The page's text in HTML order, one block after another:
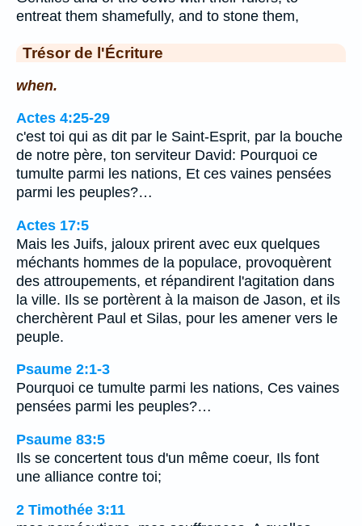
entreat them shamefully, and to stone them,
Trésor de l'Écriture
when.
Actes 4:25-29
c'est toi qui as dit par le Saint-Esprit, par la bouche
de notre père, ton serviteur David: Pourquoi ce
tumulte parmi les nations, Et ces vaines pensées
parmi les peuples?…
Actes 17:5
Mais les Juifs, jaloux prirent avec eux quelques
méchants hommes de la populace, provoquèrent
des attroupements, et répandirent l'agitation dans
la ville. Ils se portèrent à la maison de Jason, et ils
cherchèrent Paul et Silas, pour les amener vers le
peuple.
Psaume 2:1-3
Pourquoi ce tumulte parmi les nations, Ces vaines
pensées parmi les peuples?…
Psaume 83:5
Ils se concertent tous d'un même coeur, Ils font
une alliance contre toi;
2 Timothée 3:11